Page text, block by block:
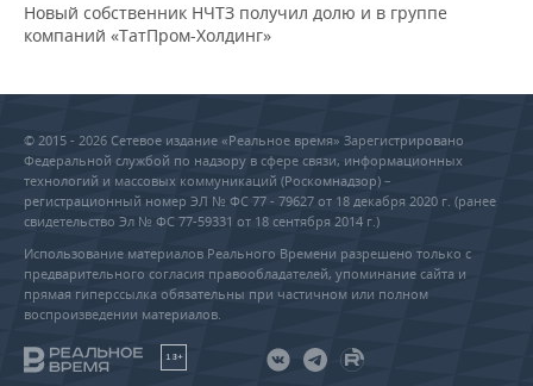
Новый собственник НЧТЗ получил долю и в группе
компаний «ТатПром-Холдинг»
© 2015 - 2026 Сетевое издание «Реальное время» Зарегистрировано
Федеральной службой по надзору в сфере связи, информационных
технологий и массовых коммуникаций (Роскомнадзор) –
регистрационный номер ЭЛ № ФС 77 - 79627 от 18 декабря 2020 г. (ранее
свидетельство Эл № ФС 77-59331 от 18 сентября 2014 г.)
Использование материалов Реального Времени разрешено только с
предварительного согласия правообладателей, упоминание сайта и
прямая гиперссылка обязательны при частичном или полном
воспроизведении материалов.
18+